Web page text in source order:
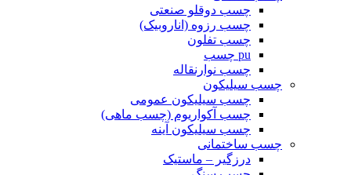
چسب دوقلو صنعتی
چسب رزوه (اناروبیک)
چسب تفلون
pu چسب
چسب نوارنقاله
چسب سیلیکون
چسب سیلیکون عمومی
چسب آکواریوم (چسب ماهی)
چسب سیلیکون آینه
چسب ساختمانی
درزگیر – ماستیک